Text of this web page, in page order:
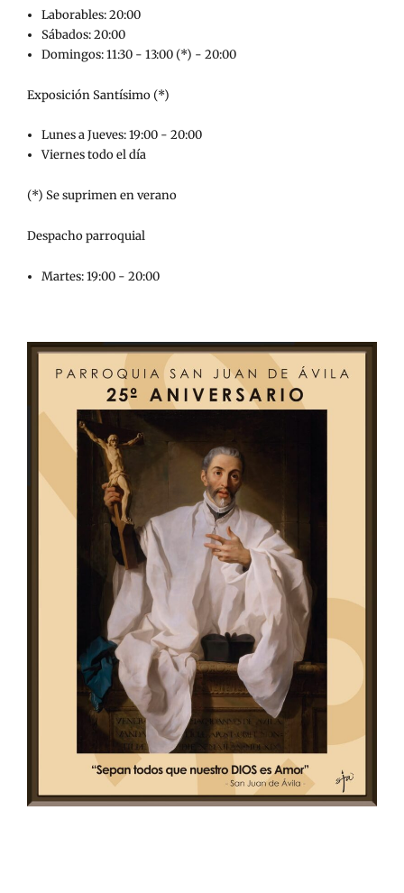
Laborables: 20:00
Sábados: 20:00
Domingos: 11:30 - 13:00 (*) - 20:00
Exposición Santísimo (*)
Lunes a Jueves: 19:00 - 20:00
Viernes todo el día
(*) Se suprimen en verano
Despacho parroquial
Martes: 19:00 - 20:00